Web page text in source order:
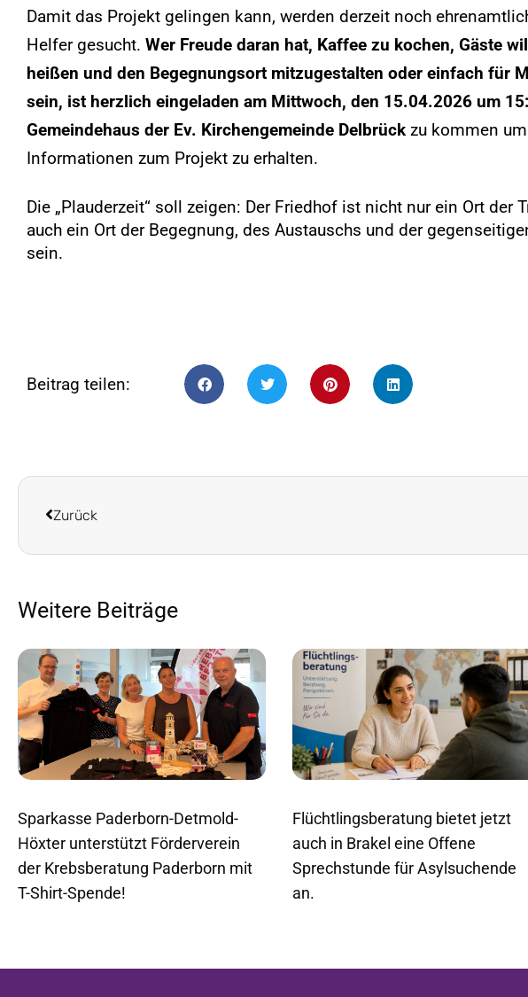
Damit das Projekt gelingen kann, werden derzeit noch
Helfer gesucht. Wer Freude daran hat, Kaffee zu kochen, Gäste
heißen und den Begegnungsort mitzugestalten oder einfach für
sein, ist herzlich eingeladen am Mittwoch, den 15.04.2026 um
Gemeindehaus der Ev. Kirchengemeinde Delbrück zu kommen
Informationen zum Projekt zu erhalten.
Die „Plauderzeit“ soll zeigen: Der Friedhof ist nicht nur ein Ort der
auch ein Ort der Begegnung, des Austauschs und der
sein.
Beitrag teilen:
Zurück
Weitere Beiträge
Sparkasse Paderborn-Detmold-
Höxter unterstützt Förderverein
der Krebsberatung Paderborn mit
T-Shirt-Spende!
Flüchtlingsberatung bietet jetzt
auch in Brakel eine Offene
Sprechstunde für Asylsuchende
an.